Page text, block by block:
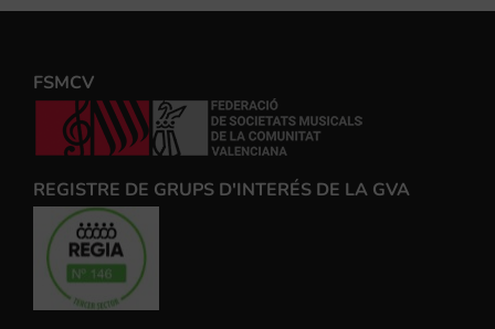
FSMCV
REGISTRE DE GRUPS D'INTERÉS DE LA GVA